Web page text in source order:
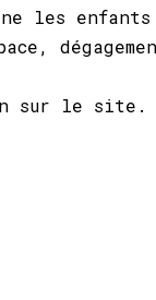
les
sur le